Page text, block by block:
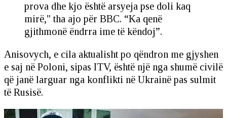
prova dhe kjo është arsyeja pse doli kaq
mirë," tha ajo për BBC. “Ka qenë
gjithmonë ëndrra ime të këndoj”.
Anisovych, e cila aktualisht po qëndron me gjyshen
e saj në Poloni, sipas ITV, është një nga shumë civilë
që janë larguar nga konflikti në Ukrainë pas sulmit
të Rusisë.